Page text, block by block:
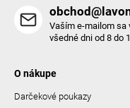
Vaším e-mailom sa
všedné dni od 8 do
O nákupe
Darčekové poukazy